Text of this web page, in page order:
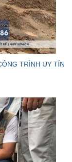
TRÌNH UY TÍN